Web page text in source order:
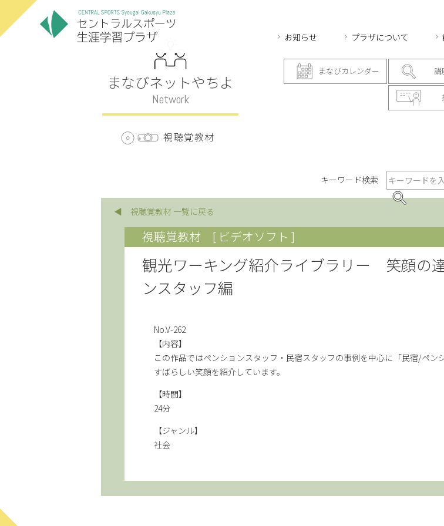
お知らせ プラザについて
まなびネットやちよ
Network
視聴覚教材
まなびカレンダー 講
キーワード検索
◀ 視聴覚教材 一覧に戻る
視聴覚教材 [ ビデオソフト ]
観光ワーキング紹介ライブラリー 笑顔
ンスタッフ編
No.V-262
【内容】
この作品ではペンションスタッフ・民宿スタッフの事例を中心に「民宿/ペン
すばらしい笑顔を紹介しています。
【時間】
24分
【ジャンル】
社会